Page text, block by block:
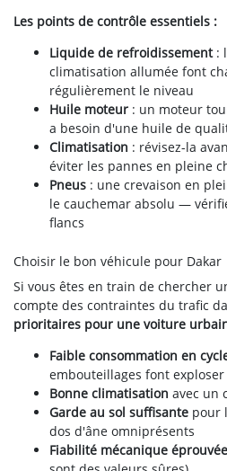
Les points de contrôle essentiels :
Liquide de refroidissement:
climatisation allumée font
régulièrement le niveau
Huile moteur : un moteur
a besoin d'une huile de
Climatisation : révisez-la
éviter les pannes en pleine
Pneus : une crevaison en
le cauchemar absolu —
flancs
Choisir le bon véhicule pour Dakar
Si vous êtes en train de chercher
compte des contraintes du trafic
prioritaires pour une voiture
Faible consommation en
embouteillages font exploser
Bonne climatisation avec un
Garde au sol suffisante pour
dos d'âne omniprésents
Fiabilité mécanique éprouvée